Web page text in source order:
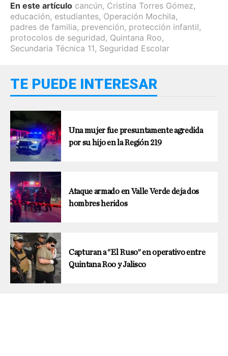
En este artículo cancún, Cristina Torres Gómez,
educación, estudiantes, Operación Mochila,
padres de familia, prevención, protección infantil,
protocolos de seguridad, Quintana Roo,
Secundaria Técnica 11, Seguridad Escolar
TE PUEDE INTERESAR
Una mujer fue presuntamente agredida
por su hijo en la Región 219
Ataque armado en Valle Verde deja dos
hombres heridos
Capturan a “El Ruso” en operativo entre
Quintana Roo y Jalisco